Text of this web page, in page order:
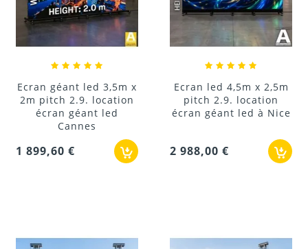
Ecran géant led 3,5m x
2m pitch 2.9. location
écran géant led
Cannes
1 899,60 €
Ecran led 4,5m x 2,5m
pitch 2.9. location
écran géant led à Nice
2 988,00 €